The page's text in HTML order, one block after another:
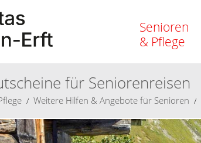
Senioren
& Pflege
für Seniorenreisen
Weitere Hilfen & Angebote für Senioren